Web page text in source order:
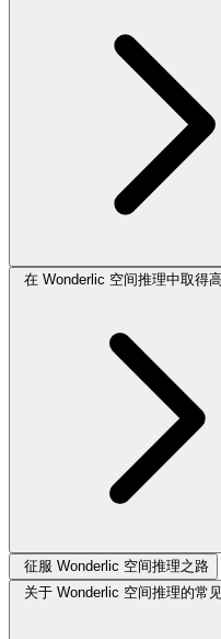
在 Wonderlic 空间推理中取得
征服 Wonderlic 空间推理之路
关于 Wonderlic 空间推理的常